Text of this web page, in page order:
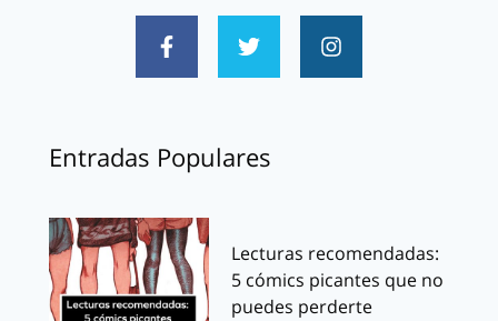
Entradas Populares
Lecturas recomendadas:
5 cómics picantes que no
puedes perderte